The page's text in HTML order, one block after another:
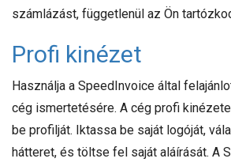
számlázást, függetlenül az Ön
Profi kinézet
Használja a SpeedInvoice által
cég ismertetésére. A cég profi
be profilját. Iktassa be saját logóját,
hátteret, és töltse fel saját aláírását. A